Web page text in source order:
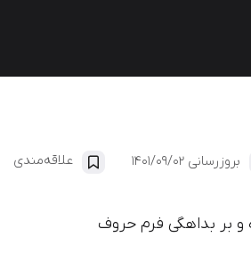
بروزرسانی 1401/09/02 علاقه‌مندی
بر بداهگی فرم حروف